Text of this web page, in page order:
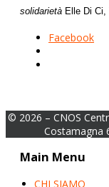
solidarietà Elle Di Ci,
Facebook
© 2026 – CNOS
Costamagna
Main Menu
CHI SIAMO